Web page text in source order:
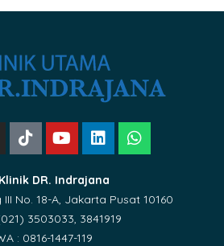
DR. Indrajana
No. 18-A, Jakarta Pusat 10160
3503033, 3841919
: 0816-1447-119